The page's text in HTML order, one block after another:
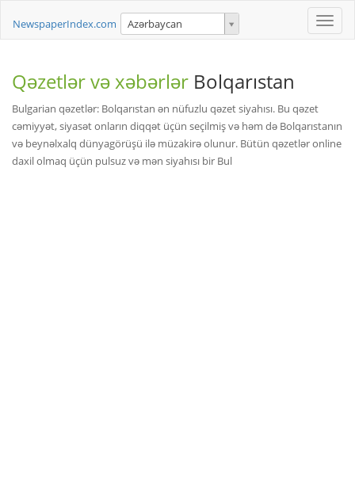
Toggle
NewspaperIndex.com Azərbaycan
Qəzetlər və xəbərlər Bolqarıstan
Bulgarian qəzetlər: Bolqarıstan ən nüfuzlu qəzet siyahısı. Bu qəzet
cəmiyyət, siyasət onların diqqət üçün seçilmiş və həm də Bolqarıstanın
və beynəlxalq dünyagörüşü ilə müzakirə olunur. Bütün qəzetlər online
daxil olmaq üçün pulsuz və mən siyahısı bir Bul